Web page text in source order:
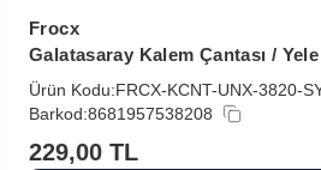
Frocx
Galatasaray Kalem Çantası /
Ürün Kodu:FRCX-KCNT-UNX-3820-
Barkod:8681957538208
229,00 TL